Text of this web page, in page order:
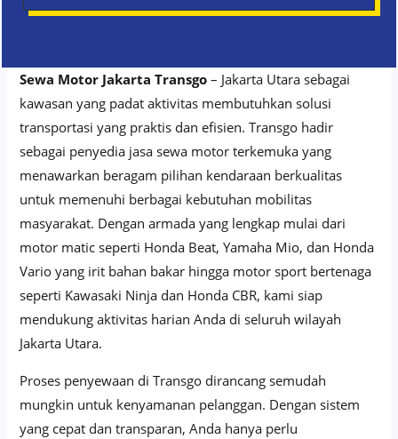
Sewa Motor Jakarta Transgo– Jakarta Utara sebagai
kawasan yang padat aktivitas membutuhkan solusi
transportasi yang praktis dan efisien. Transgo hadir
sebagai penyedia jasa sewa motor terkemuka yang
menawarkan beragam pilihan kendaraan berkualitas
untuk memenuhi berbagai kebutuhan mobilitas
masyarakat. Dengan armada yang lengkap mulai dari
motor matic seperti Honda Beat, Yamaha Mio, dan Honda
Vario yang irit bahan bakar hingga motor sport bertenaga
seperti Kawasaki Ninja dan Honda CBR, kami siap
mendukung aktivitas harian Anda di seluruh wilayah
Jakarta Utara.
Proses penyewaan di Transgo dirancang semudah
mungkin untuk kenyamanan pelanggan. Dengan sistem
yang cepat dan transparan, Anda hanya perlu